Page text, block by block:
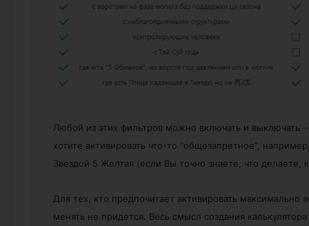
Любой из этих фильтров можно включать и выключать
хотите активировать что-то “общезапретное”,
Звездой 5 Желтая (если Вы точно знаете, что делаете,
Для тех, кто предпочитает активировать максимально
менять не придется. Весь смысл создания